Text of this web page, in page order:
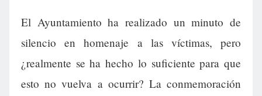
El Ayuntamiento ha realizado un minuto de
silencio en homenaje a las víctimas, pero
¿realmente se ha hecho lo suficiente para que
esto no vuelva a ocurrir? La conmemoración